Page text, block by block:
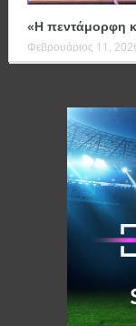
«Η πεντάμορφη
Φεβρουάριος 11,